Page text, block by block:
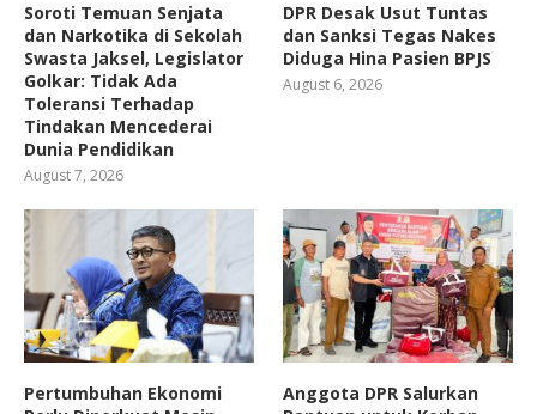
Soroti Temuan Senjata
dan Narkotika di Sekolah
Swasta Jaksel, Legislator
Golkar: Tidak Ada
Toleransi Terhadap
Tindakan Mencederai
Dunia Pendidikan
August 7, 2026
DPR Desak Usut Tuntas
dan Sanksi Tegas Nakes
Diduga Hina Pasien BPJS
August 6, 2026
Pertumbuhan Ekonomi
Anggota DPR Salurkan